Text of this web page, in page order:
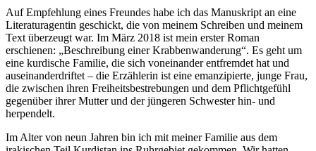
Auf Empfehlung eines Freundes habe ich das Manuskript an eine
Literaturagentin geschickt, die von meinem Schreiben und meinem
Text überzeugt war. Im März 2018 ist mein erster Roman
erschienen: „Beschreibung einer Krabbenwanderung“. Es geht um
eine kurdische Familie, die sich voneinander entfremdet hat und
auseinanderdriftet – die Erzählerin ist eine emanzipierte, junge Frau,
die zwischen ihren Freiheitsbestrebungen und dem Pflichtgefühl
gegenüber ihrer Mutter und der jüngeren Schwester hin- und
herpendelt.
Im Alter von neun Jahren bin ich mit meiner Familie aus dem